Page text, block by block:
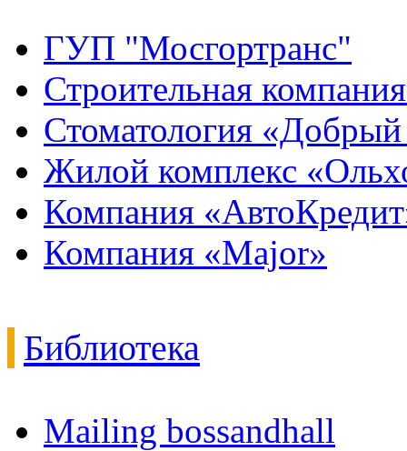
ГУП "Мосгортранс"
Строительная
Стоматология
Жилой комплекс
Компания
Компания «Major»
Библиотека
Mailing bossandhall